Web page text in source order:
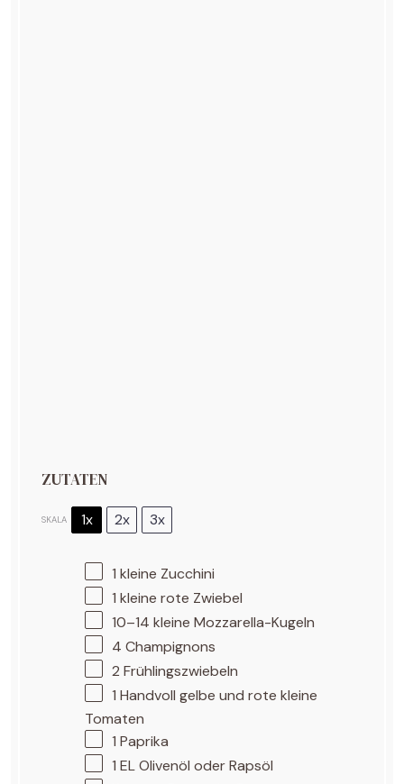
ZUTATEN
SKALA 1x 2x 3x
1 kleine Zucchini
1 kleine rote Zwiebel
10–14 kleine Mozzarella-Kugeln
4 Champignons
2 Frühlingszwiebeln
1 Handvoll gelbe und rote kleine
Tomaten
1 Paprika
1 EL Olivenöl oder Rapsöl